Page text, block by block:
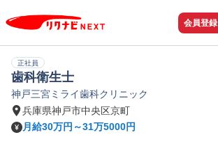
会員登録
正社員
歯科衛生士
神戸三宮ミライ歯科クリニック
兵庫県神戸市中央区京町
月給30万円～31万5000円